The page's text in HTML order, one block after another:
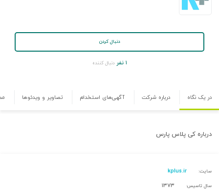
دنبال کردن
۱ نفر دنبال کننده
در یک نگاه درباره شرکت آگهی‌های استخدام تصاویر و ویدئوها
درباره کی پلاس پارس
سایت: kplus.ir
سال تاسیس: ۱۳۷۳